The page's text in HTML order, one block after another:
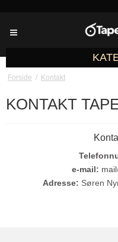
Forside / Kontakt
KONTAKT
e-mail:
Adresse: Søren